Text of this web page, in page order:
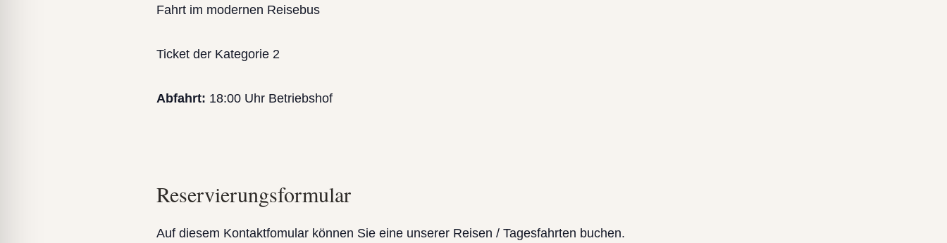
Fahrt im modernen Reisebus
Ticket der Kategorie 2
Abfahrt: 18:00 Uhr Betriebshof
Reservierungsformular
Auf diesem Kontaktfomular können Sie eine unserer Reisen / Tagesfahrten buchen.